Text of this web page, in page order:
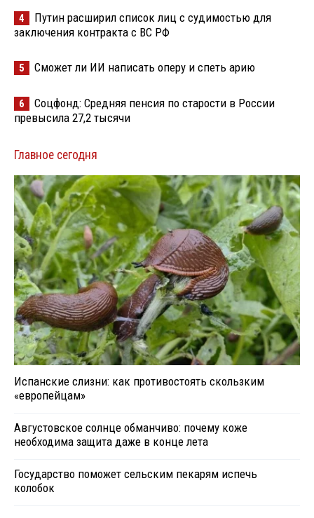
4
Путин расширил список лиц с судимостью для
заключения контракта с ВС РФ
5 Сможет ли ИИ написать оперу и спеть арию
6
Соцфонд: Средняя пенсия по старости в России
превысила 27,2 тысячи
Главное сегодня
Испанские слизни: как противостоять скользким
«европейцам»
Августовское солнце обманчиво: почему коже
необходима защита даже в конце лета
Государство поможет сельским пекарям испечь
колобок